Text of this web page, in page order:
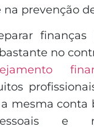
prevenção
finanças
no
mesma conta
e